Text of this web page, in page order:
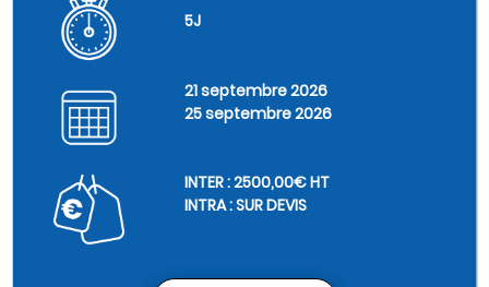
5J
21 septembre 2026
25 septembre 2026
INTER : 2500,00€ HT
INTRA : SUR DEVIS